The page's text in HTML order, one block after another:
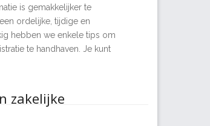
is gemakkelijker te
ordelijke, tijdige en
hebben we enkele tips om
te handhaven. Je kunt
zakelijke